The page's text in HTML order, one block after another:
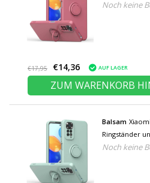
Noch keine
€17,95 €14,36 AUF LAGER
ZUM WARENKORB
Balsam
Ringständer
Hellgrün
Noch keine